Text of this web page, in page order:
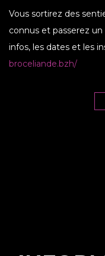
Vous sortirez des
connus et passerez
infos, les dates et les
broceliande.bzh/